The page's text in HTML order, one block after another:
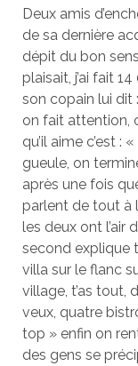
Deux amis
de sa dernière
dépit du bon
plaisait, j’ai fait
son copain lui dit
on fait attention,
qu’il aime c’est :
gueule, on
après une fois
parlent de tout à
les deux ont l’air
second explique
villa sur le flanc
village, t’as tout,
veux, quatre
top » enfin on
des gens se